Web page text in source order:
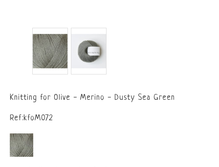
Knitting for Olive - Merino - Dusty Sea Green
Ref:kfoM072